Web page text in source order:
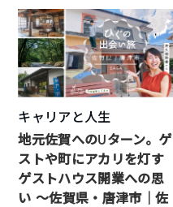
キャリアと人生
地元佐賀へのUターン。ゲ
ストや町にアカリを灯す
ゲストハウス開業への思
い 〜佐賀県・唐津市｜佐